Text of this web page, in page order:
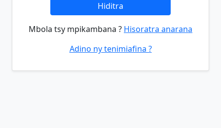
Hiditra
Mbola tsy mpikambana ? Hisoratra anarana
Adino ny tenimiafina ?